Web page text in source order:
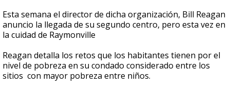
Esta semana el director de dicha organización, Bill Reagan
anuncio la llegada de su segundo centro, pero esta vez en
la cuidad de Raymonville
Reagan detalla los retos que los habitantes tienen por el
nivel de pobreza en su condado considerado entre los
sitios con mayor pobreza entre niños.